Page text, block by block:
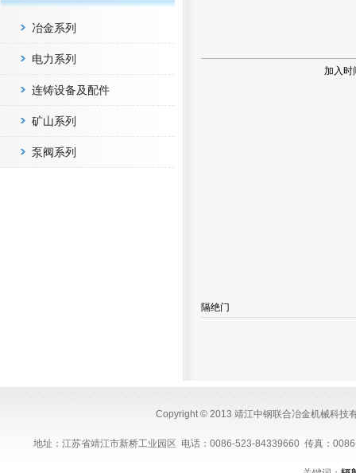
冶金系列
电力系列
连铸设备及配件
矿山系列
泵阀系列
加入
隔绝门
Copyright © 2013 靖江中钢联合冶金机械科技
地址：江苏省靖江市新桥工业园区 电话：0086-523-84339660 传真：